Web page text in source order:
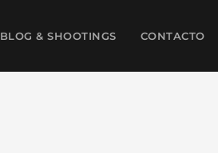
BLOG & SHOOTINGS CONTACTO